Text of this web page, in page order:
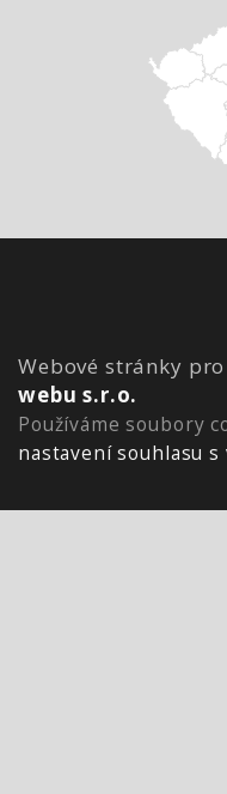
Webové stránky
webu s.r.o.
Používáme soubory
nastavení souhlasu